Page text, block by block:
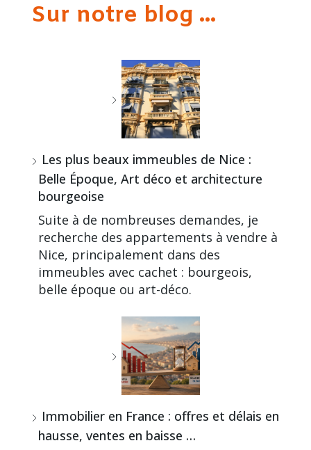
Sur notre blog ...
Les plus beaux immeubles de Nice :
Belle Époque, Art déco et architecture
bourgeoise
Suite à de nombreuses demandes, je
recherche des appartements à vendre à
Nice, principalement dans des
immeubles avec cachet : bourgeois,
belle époque ou art-déco.
Immobilier en France : offres et délais en
hausse, ventes en baisse …